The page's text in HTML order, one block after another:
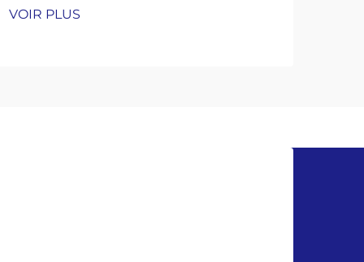
restaurants recherchant de plus en
VOIR PLUS